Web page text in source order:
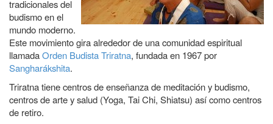
Budista
Triratna
tradicionales del
budismo en el
mundo moderno.
Este movimiento gira alrededor de una comunidad espiritual
llamadaOrden Budista Triratna, fundada en 1967 por
Sangharákshita.
Triratna tiene centros de enseñanza de meditación y budismo,
centros de arte y salud (Yoga, Tai Chi, Shiatsu) así como centros
de retiro.